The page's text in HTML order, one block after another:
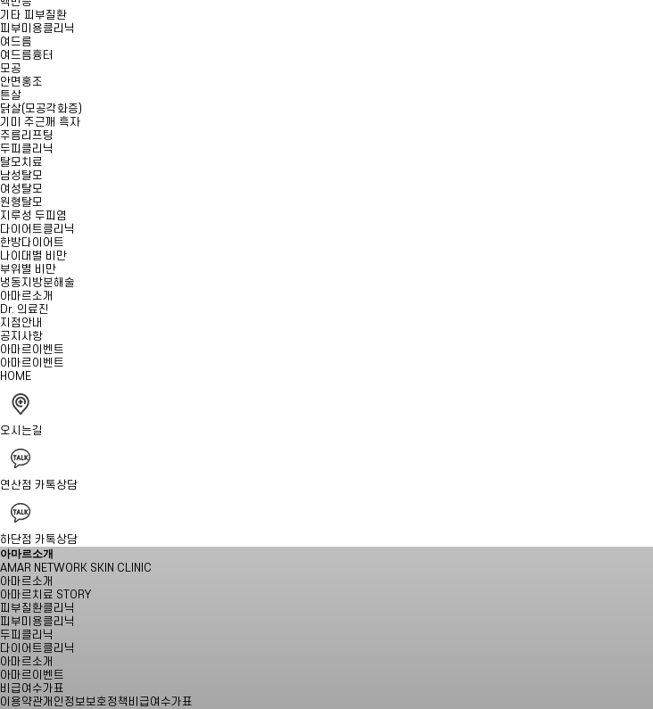
기타 피부질환
피부미용클리닉
여드름
여드름흉터
모공
안면홍조
튼살
닭살(모공각화증)
기미 주근깨 흑자
주름리프팅
두피클리닉
탈모치료
남성탈모
여성탈모
원형탈모
지루성 두피염
다이어트클리닉
한방다이어트
나이대별 비만
부위별 비만
냉동지방분해술
아마르소개
Dr. 의료진
지점안내
공지사항
아마르이벤트
아마르이벤트
HOME
오시는길
연산점 카톡상담
하단점 카톡상담
아마르소개
AMAR NETWORK SKIN CLINIC
아마르소개
아마르치료 STORY
피부질환클리닉
피부미용클리닉
두피클리닉
다이어트클리닉
아마르소개
아마르이벤트
비급여수가표
이용약관개인정보보호정책 비급여수가표